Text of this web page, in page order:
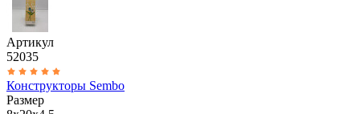
Артикул
52035
Конструкторы Sembo
Размер